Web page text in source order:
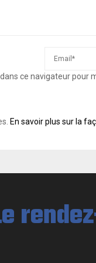
ce navigateur pour
En savoir plus sur la